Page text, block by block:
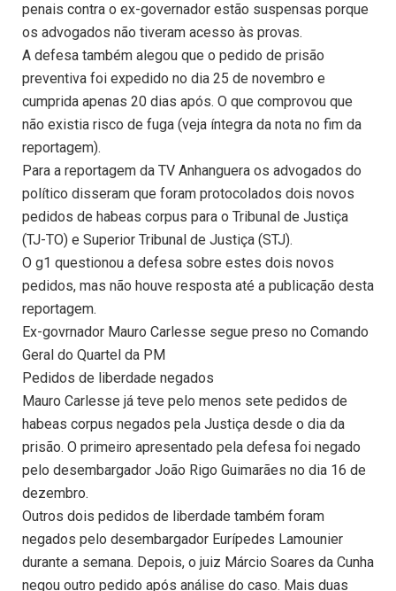
penais contra o ex-governador estão suspensas porque
os advogados não tiveram acesso às provas.
A defesa também alegou que o pedido de prisão
preventiva foi expedido no dia 25 de novembro e
cumprida apenas 20 dias após. O que comprovou que
não existia risco de fuga (veja íntegra da nota no fim da
reportagem).
Para a reportagem da TV Anhanguera os advogados do
político disseram que foram protocolados dois novos
pedidos de habeas corpus para o Tribunal de Justiça
(TJ-TO) e Superior Tribunal de Justiça (STJ).
O g1 questionou a defesa sobre estes dois novos
pedidos, mas não houve resposta até a publicação desta
reportagem.
Ex-govrnador Mauro Carlesse segue preso no Comando
Geral do Quartel da PM
Pedidos de liberdade negados
Mauro Carlesse já teve pelo menos sete pedidos de
habeas corpus negados pela Justiça desde o dia da
prisão. O primeiro apresentado pela defesa foi negado
pelo desembargador João Rigo Guimarães no dia 16 de
dezembro.
Outros dois pedidos de liberdade também foram
negados pelo desembargador Eurípedes Lamounier
durante a semana. Depois, o juiz Márcio Soares da Cunha
negou outro pedido após análise do caso. Mais duas